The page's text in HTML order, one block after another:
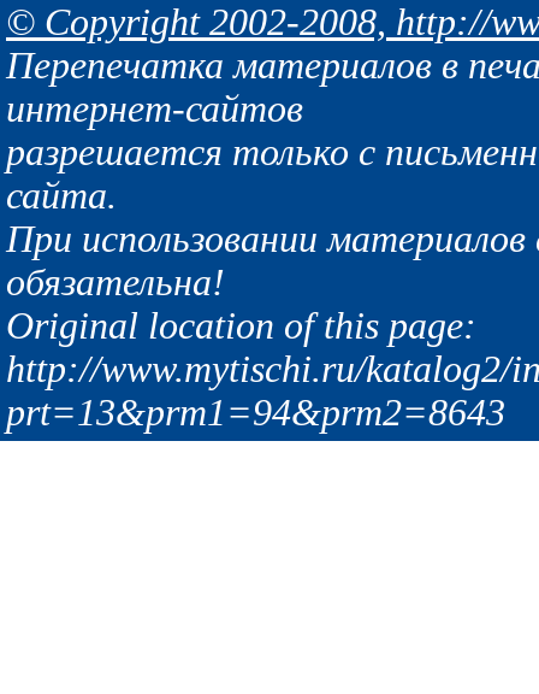
© Copyright 2002-2008, http://
Перепечатка материалов в
интернет-сайтов
разрешается только с
сайта.
При использовании
обязательна!
Original location of this page:
http://www.mytischi.ru/katalog2/
prt=13&prm1=94&prm2=8643